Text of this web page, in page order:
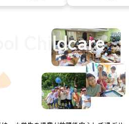
Childcare